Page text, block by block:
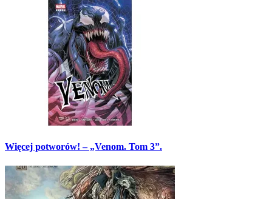
Więcej potworów! – „Venom. Tom 3”.